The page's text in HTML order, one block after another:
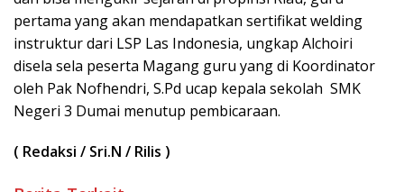
pertama yang akan mendapatkan sertifikat welding
instruktur dari LSP Las Indonesia, ungkap Alchoiri
disela sela peserta Magang guru yang di Koordinator
oleh Pak Nofhendri, S.Pd ucap kepala sekolah SMK
Negeri 3 Dumai menutup pembicaraan.
( Redaksi / Sri.N / Rilis )